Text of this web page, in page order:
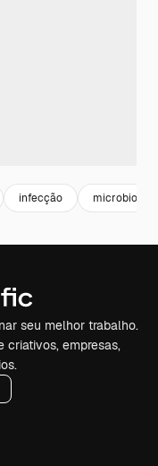
infecção
seu melhor trabalho.
criativos, empresas,